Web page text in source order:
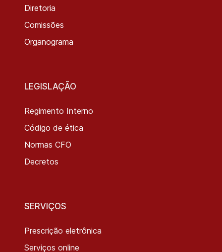
Diretoria
Comissões
Organograma
LEGISLAÇÃO
Regimento Interno
Código de ética
Normas CFO
Decretos
SERVIÇOS
Prescrição eletrônica
Serviços online